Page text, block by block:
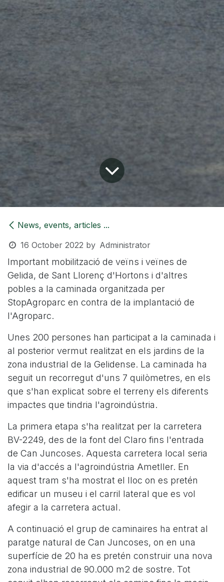
News, events, articles ...
16 October 2022 by Administrator
Important mobilització de veïns i veïnes de
Gelida, de Sant Llorenç d'Hortons i d'altres
pobles a la caminada organitzada per
StopAgroparc en contra de la implantació de
l'Agroparc.
Unes 200 persones han participat a la caminada i
al posterior vermut realitzat en els jardins de la
zona industrial de la Gelidense. La caminada ha
seguit un recorregut d'uns 7 quilòmetres, en els
que s'han explicat sobre el terreny els diferents
impactes que tindria l'agroindústria.
La primera etapa s'ha realitzat per la carretera
BV-2249, des de la font del Claro fins l'entrada
de Can Juncoses. Aquesta carretera local seria
la via d'accés a l'agroindústria Ametller. En
aquest tram s'ha mostrat el lloc on es pretén
edificar un museu i el carril lateral que es vol
afegir a la carretera actual.
A continuació el grup de caminaires ha entrat al
paratge natural de Can Juncoses, on en una
superfície de 20 ha es pretén construir una nova
zona industrial de 90.000 m2 de sostre. Tot